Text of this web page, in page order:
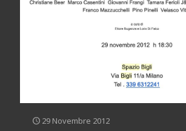
29 Novembre 2012